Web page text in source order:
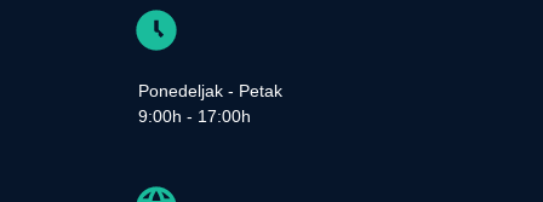
Ponedeljak - Petak
9:00h - 17:00h